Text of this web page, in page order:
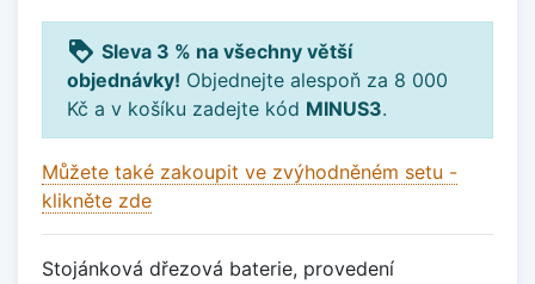
loyalty Sleva 3 % na všechny větší
objednávky! Objednejte alespoň za 8 000
Kč a v košíku zadejte kód MINUS3.
Můžete také zakoupit ve zvýhodněném setu -
klikněte zde
Stojánková dřezová baterie, provedení